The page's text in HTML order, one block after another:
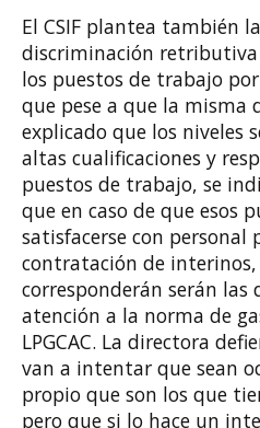
El CSIF plantea también
discriminación retributiva
los puestos de trabajo
que pese a que la misma
explicado que los niveles
altas cualificaciones y
puestos de trabajo, se
que en caso de que esos
satisfacerse con personal
contratación de
corresponderán serán las
atención a la norma de
LPGCAC. La directora
van a intentar que sean
propio que son los que
pero que si lo hace un